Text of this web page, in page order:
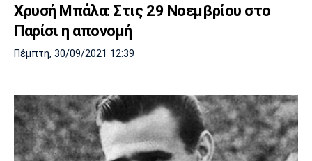
Λίβερπουλ
Μάντσεστερ
Σίτι
Γιουβέντους
Χρυσή Μπάλα: Στις 29 Νοεμβρίου στο
Παρίσι η απονομή
Πέμπτη, 30/09/2021 12:39